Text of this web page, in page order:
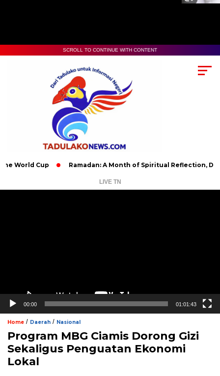
SCROLL TO CONTINUE WITH CONTENT
Cup Ramadan: A Month of Spiritual Reflection, Devotion,
LIVE TN
00:00 01:01:43
Home / Daerah / Nasional
Program MBG Ciamis Dorong Gizi
Sekaligus Penguatan Ekonomi
Lokal